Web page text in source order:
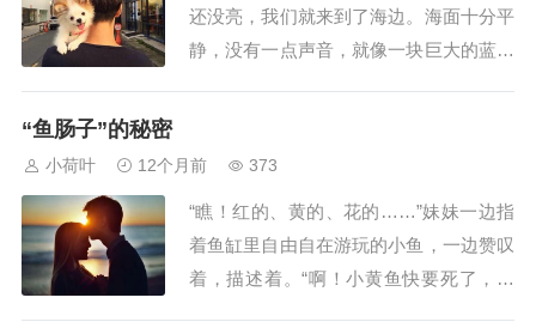
我最喜欢做炮...
还没亮，我们就来到了海边。海面十分平
静，没有一点声音，就像一块巨大的蓝宝
我。时间一分一秒地过去了，太阳终于探
出了一丁点儿脑...
“鱼肠子”的秘密
小荷叶 12个月前 373
“瞧！红的、黄的、花的……”妹妹一边指
着鱼缸里自由自在游玩的小鱼，一边赞叹
着，描述着。“啊！小黄鱼快要死了，肠